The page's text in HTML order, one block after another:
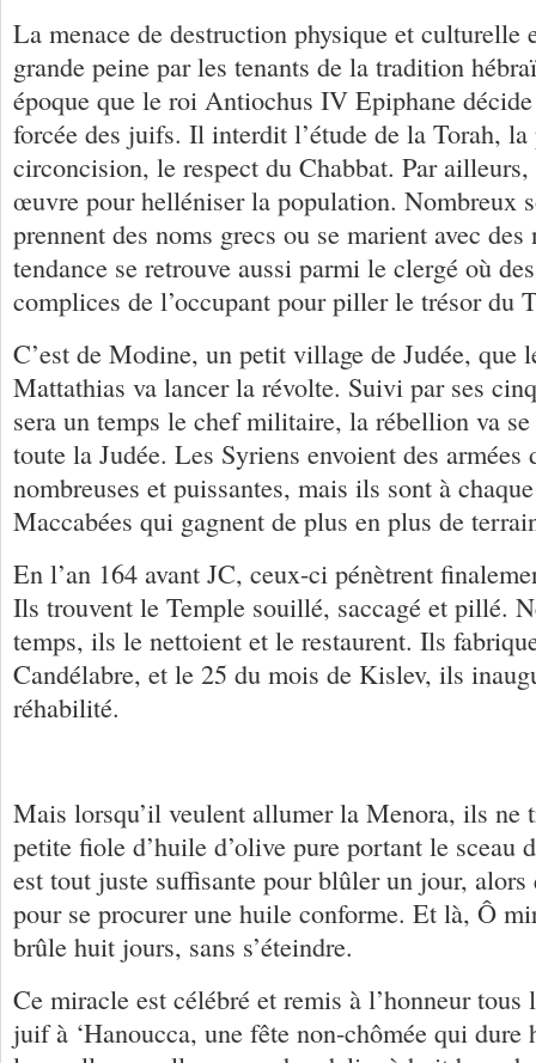
La menace de destruction physique et culturelle
grande peine par les tenants de la tradition
époque que le roi Antiochus IV Epiphane
forcée des juifs. Il interdit l’étude de la Torah,
circoncision, le respect du Chabbat. Par
œuvre pour helléniser la population. Nombreux
prennent des noms grecs ou se marient avec
tendance se retrouve aussi parmi le clergé où
complices de l’occupant pour piller le trésor du
C’est de Modine, un petit village de Judée, que
Mattathias va lancer la révolte. Suivi par ses
sera un temps le chef militaire, la rébellion va se
toute la Judée. Les Syriens envoient des armées
nombreuses et puissantes, mais ils sont à
Maccabées qui gagnent de plus en plus de
En l’an 164 avant JC, ceux-ci pénètrent
Ils trouvent le Temple souillé, saccagé et pillé.
temps, ils le nettoient et le restaurent. Ils
Candélabre, et le 25 du mois de Kislev, ils
réhabilité.
Mais lorsqu’il veulent allumer la Menora, ils ne
petite fiole d’huile d’olive pure portant le sceau
est tout juste suffisante pour blûler un jour, alors
pour se procurer une huile conforme. Et là, Ô
brûle huit jours, sans s’éteindre.
Ce miracle est célébré et remis à l’honneur tous
juif à ‘Hanoucca, une fête non-chômée qui dure